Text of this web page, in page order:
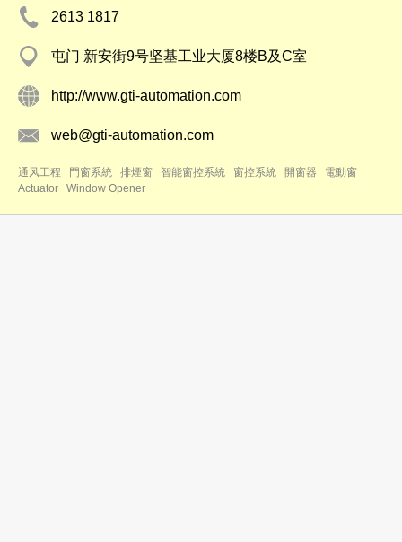
2613 1817
屯门 新安街9号坚基工业大厦8楼B及C室
http://www.gti-automation.com
web@gti-automation.com
通风工程 門窗系統 排煙窗 智能窗控系統 窗控系統 開窗器
電動窗
Actuator
Window Opener